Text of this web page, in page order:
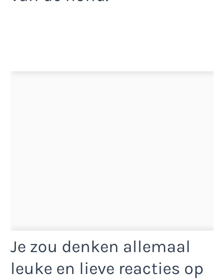
Je zou denken allemaal
leuke en lieve reacties op